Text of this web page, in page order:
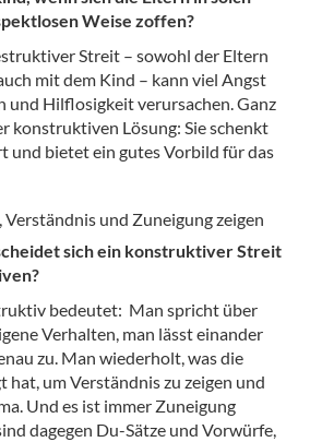
Weise zoffen?
Streit – sowohl der Eltern
mit dem Kind – kann viel Angst
und Hilflosigkeit verursachen. Ganz
konstruktiven Lösung: Sie schenkt
und bietet ein gutes Vorbild für das
und Zuneigung zeigen
sich ein konstruktiver Streit
bedeutet: Man spricht über
Verhalten, man lässt einander
zu. Man wiederholt, was die
hat, um Verständnis zu zeigen und
Und es ist immer Zuneigung
dagegen Du-Sätze und Vorwürfe,